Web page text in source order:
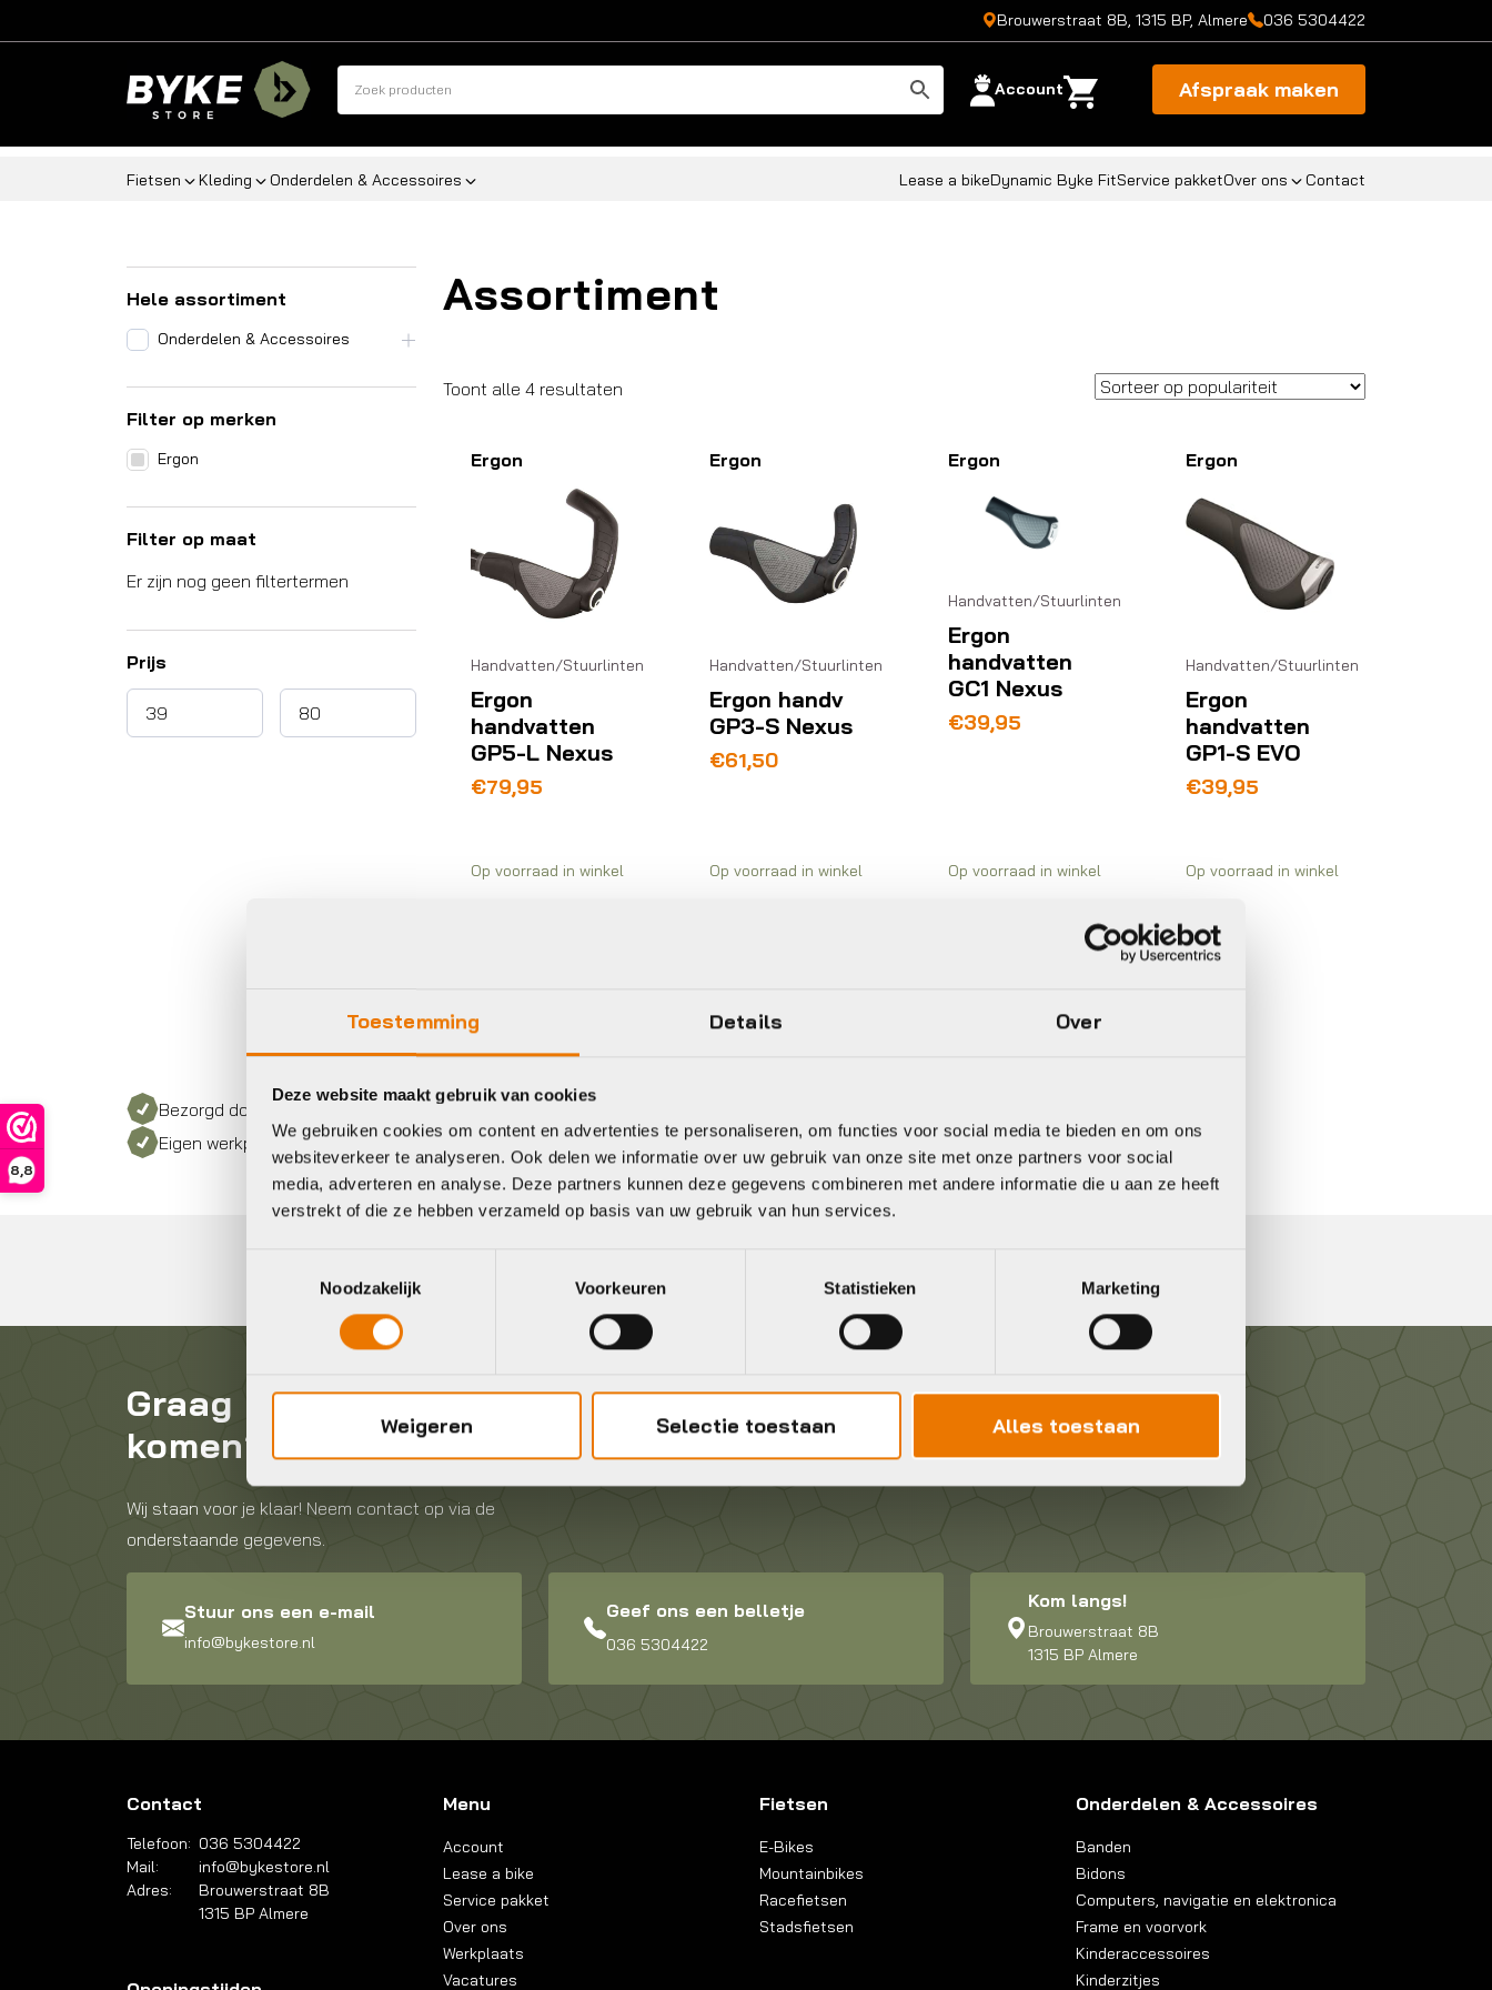
Toestemming Details Over
Deze website maakt gebruik van cookies
We gebruiken cookies om content en advertenties te personaliseren, om functies voor social media te bieden en om ons
websiteverkeer te analyseren. Ook delen we informatie over uw gebruik van onze site met onze partners voor social
media, adverteren en analyse. Deze partners kunnen deze gegevens combineren met andere informatie die u aan ze heeft
verstrekt of die ze hebben verzameld op basis van uw gebruik van hun services.
Noodzakelijk
Voorkeuren Statistieken Marketing
Weigeren Selectie toestaan Alles toestaan
8,8
Brouwerstraat 8B, 1315 BP, Almere 036 5304422
Account Afspraak maken
Fietsen Kleding Onderdelen & Accessoires Lease a bikeDynamic Byke FitService pakketOver ons Contact
Hele assortiment
Onderdelen & Accessoires
Filter op merken
Ergon
Filter op maat
Er zijn nog geen filtertermen
Prijs
Assortiment
Toont alle 4 resultaten
populariteit
Ergon
Handvatten/Stuurlinten
Ergon
handvatten
GP5-L Nexus
€79,95
Op voorraad in winkel
Ergon
Handvatten/Stuurlinten
Ergon handv
GP3-S Nexus
€61,50
Op voorraad in winkel
Ergon
Handvatten/Stuurlinten
Ergon
handvatten
GC1 Nexus
€39,95
Op voorraad in winkel
Ergon
Handvatten/Stuurlinten
Ergon
handvatten
GP1-S EVO
€39,95
Op voorraad in winkel
Bezorgd door heel Nederland Gratis
Eigen werkplaats met gecertificeerd personeel
Graag in contact
komen?
Wij staan voor je klaar! Neem contact op via de
onderstaande gegevens.
Stuur ons een e-mail
info@bykestore.nl
Geef ons een belletje
036 5304422
Kom langs!
Brouwerstraat 8B
1315 BP Almere
Contact
Telefoon: 036 5304422
Mail:
info@bykestore.nl
Adres:
Brouwerstraat 8B
1315 BP Almere
Menu
Account
Lease a bike
Service pakket
Over ons
Werkplaats
Vacatures
Fietsen
E-Bikes
Mountainbikes
Racefietsen
Stadsfietsen
Onderdelen & Accessoires
Banden
Bidons
Computers, navigatie en elektronica
Frame en voorvork
Kinderaccessoires
Kinderzitjes